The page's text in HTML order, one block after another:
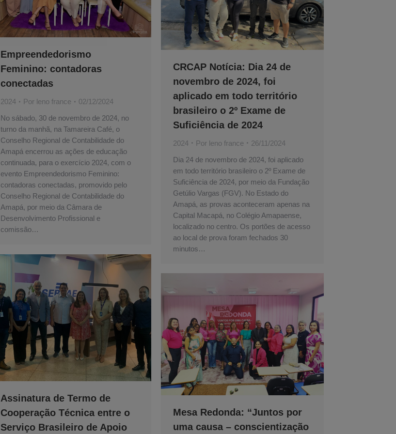
Empreendedorismo
Feminino: contadoras
conectadas
2024 Por leno france
02/12/2024
No sábado, 30 de novembro de 2024, no
turno da manhã, na Tamareira Café, o
Conselho Regional de Contabilidade do
Amapá encerrou as ações de educação
continuada, para o exercício 2024, com o
evento Empreendedorismo Feminino:
contadoras conectadas, promovido pelo
Conselho Regional de Contabilidade do
Amapá, por meio da Câmara de
Desenvolvimento Profissional e
comissão…
CRCAP Notícia: Dia 24 de
novembro de 2024, foi
aplicado em todo território
brasileiro o 2º Exame de
Suficiência de 2024
2024 Por leno france
26/11/2024
Dia 24 de novembro de 2024, foi aplicado
em todo território brasileiro o 2º Exame de
Suficiência de 2024, por meio da Fundação
Getúlio Vargas (FGV). No Estado do
Amapá, as provas aconteceram apenas na
Capital Macapá, no Colégio Amapaense,
localizado no centro. Os portões de acesso
ao local de prova foram fechados 30
minutos…
Assinatura de Termo de
Cooperação Técnica entre o
Serviço Brasileiro de Apoio
Mesa Redonda: “Juntos por
uma causa – conscientização